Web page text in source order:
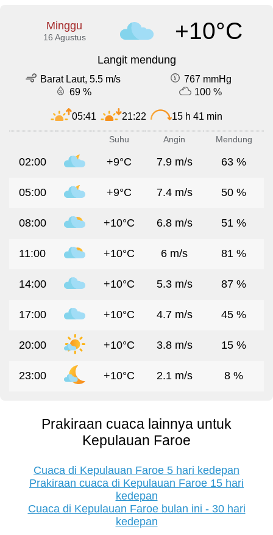
Minggu
16 Agustus +10°C
Langit mendung
Barat Laut, 5.5 m/s
767 mmHg
69 %
100 %
05:41 21:22 15 h 41 min
Suhu Angin Mendung
02:00 +9°C 7.9 m/s 63 %
05:00 +9°C 7.4 m/s 50 %
08:00 +10°C 6.8 m/s 51 %
11:00 +10°C 6 m/s 81 %
14:00 +10°C 5.3 m/s 87 %
17:00 +10°C 4.7 m/s 45 %
20:00 +10°C 3.8 m/s 15 %
23:00 +10°C 2.1 m/s 8 %
Prakiraan cuaca lainnya untuk
Kepulauan Faroe
Cuaca di Kepulauan Faroe 5 hari kedepan
Prakiraan cuaca di Kepulauan Faroe 15 hari
kedepan
Cuaca di Kepulauan Faroe bulan ini - 30 hari
kedepan